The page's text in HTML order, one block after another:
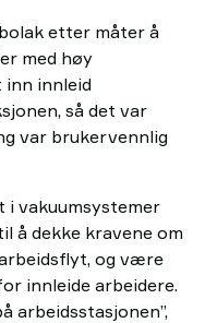
etter måter å
med høy
innleid
så det var
var brukervennlig
i vakuumsystemer
å dekke kravene om
og være
innleide arbeidere.
arbeidsstasjonen”,